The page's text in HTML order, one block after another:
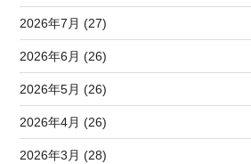
2026年7月 (27)
2026年6月 (26)
2026年5月 (26)
2026年4月 (26)
2026年3月 (28)